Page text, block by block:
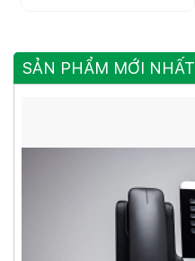
SẢN PHẨM MỚI NHẤT